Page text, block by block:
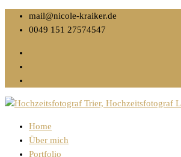
mail@nicole-kraiker.de
0049 151 27574547
Home
Über mich
Portfolio